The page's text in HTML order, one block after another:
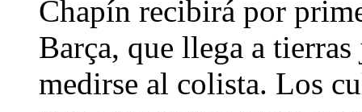
Chapín recibirá por
Barça, que llega a
medirse al colista. Los